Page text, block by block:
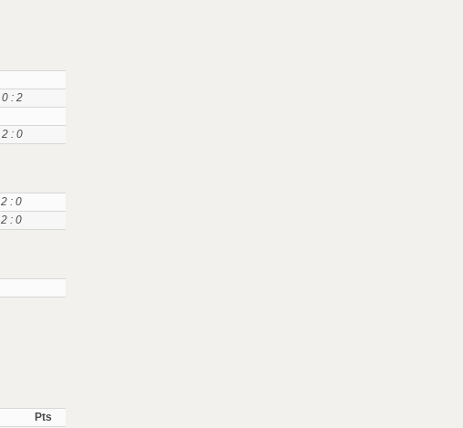
0 : 2
2 : 0
2 : 0
2 : 0
Pts